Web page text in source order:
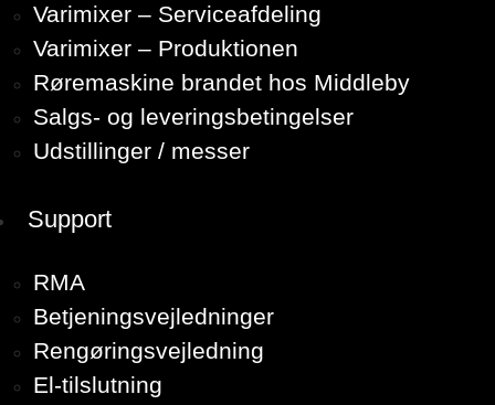
Varimixer – Serviceafdeling
Varimixer – Produktionen
Røremaskine brandet hos Middleby
Salgs- og leveringsbetingelser
Udstillinger / messer
Support
RMA
Betjeningsvejledninger
Rengøringsvejledning
El-tilslutning